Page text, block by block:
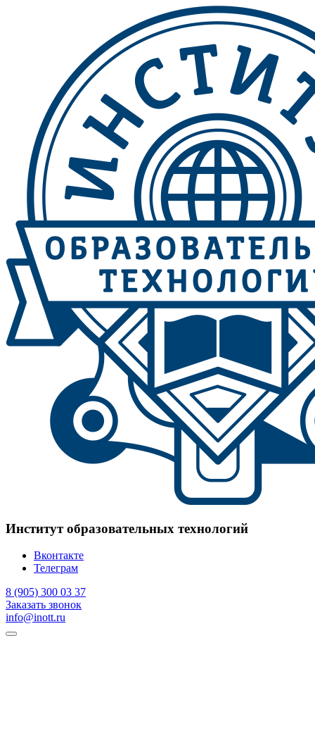
Институт образовательных технологий
Вконтакте
Телеграм
8 (905) 300 03 37
Заказать звонок
info@inott.ru